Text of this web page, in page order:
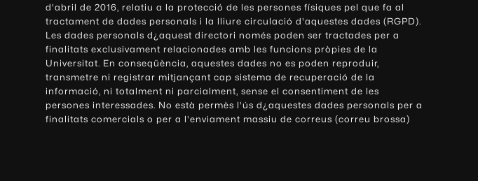
d'abril de 2016, relatiu a la protecció de les persones físiques pel que fa al
tractament de dades personals i la lliure circulació d'aquestes dades (RGPD).
Les dades personals d¿aquest directori només poden ser tractades per a
finalitats exclusivament relacionades amb les funcions pròpies de la
Universitat. En conseqüència, aquestes dades no es poden reproduir,
transmetre ni registrar mitjançant cap sistema de recuperació de la
informació, ni totalment ni parcialment, sense el consentiment de les
persones interessades. No està permès l'ús d¿aquestes dades personals per a
finalitats comercials o per a l'enviament massiu de correus (correu brossa)